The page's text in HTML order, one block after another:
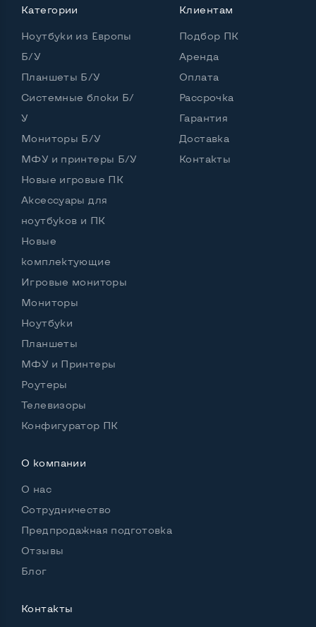
Частота процессора (базовая-максимальная)
Intel Core i7-3520M (2,90 - 3,60 GHz)
Тип оперативной памяти
DDR3
Возможности видеокарты:
Тип видеокарты
Видеопроцессор ноутбука
nVidia GeForce GT 630M
Размер видеопамяти, Гб
Удобство пользования:
Подсветка клавиатуры
Полноразмерная клавиатура NumberPad
Оптический привод
Категории
Ноутбуки из Европы
Б/У
Планшеты Б/У
Системные блоки Б/
У
Мониторы Б/У
МФУ и принтеры Б/У
Новые игровые ПК
Аксессуары для
ноутбуков и ПК
Новые
комплектующие
Игровые мониторы
Мониторы
Ноутбуки
Планшеты
МФУ и Принтеры
Роутеры
Телевизоры
Конфигуратор ПК
Клиентам
Подбор ПК
Аренда
Оплата
Рассрочка
Гарантия
Доставка
Контакты
О компании
О нас
Сотрудничество
Предпродажная подготовка
Отзывы
Блог
Контакты